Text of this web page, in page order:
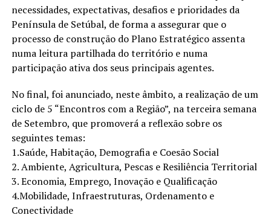
necessidades, expectativas, desafios e prioridades da
Península de Setúbal, de forma a assegurar que o
processo de construção do Plano Estratégico assenta
numa leitura partilhada do território e numa
participação ativa dos seus principais agentes.
No final, foi anunciado, neste âmbito, a realização de um
ciclo de 5 “Encontros com a Região”, na terceira semana
de Setembro, que promoverá a reflexão sobre os
seguintes temas:
1.Saúde, Habitação, Demografia e Coesão Social
2. Ambiente, Agricultura, Pescas e Resiliência Territorial
3. Economia, Emprego, Inovação e Qualificação
4.Mobilidade, Infraestruturas, Ordenamento e
Conectividade